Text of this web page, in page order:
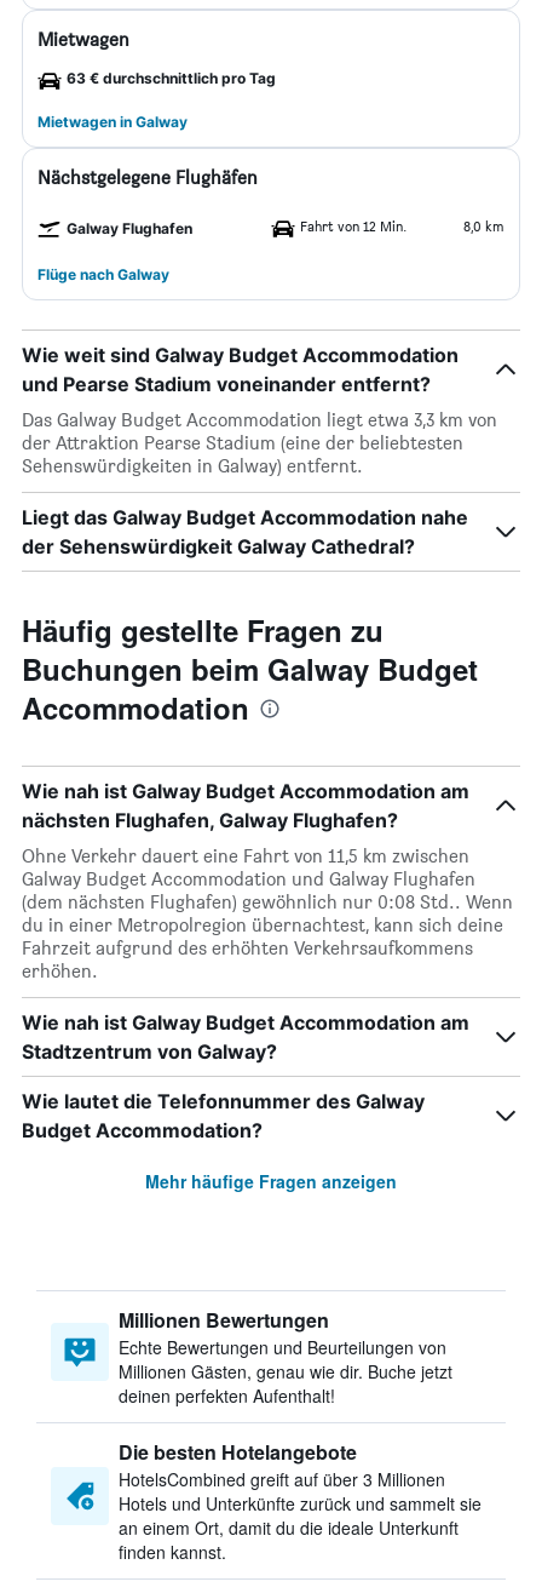
Mietwagen
63 € durchschnittlich pro Tag
Mietwagen in Galway
Nächstgelegene Flughäfen
Galway Flughafen Fahrt von 12 Min. 8,0 km
Flüge nach Galway
Wie weit sind Galway Budget Accommodation
und Pearse Stadium voneinander entfernt?
Das Galway Budget Accommodation liegt etwa 3,3 km von
der Attraktion Pearse Stadium (eine der beliebtesten
Sehenswürdigkeiten in Galway) entfernt.
Liegt das Galway Budget Accommodation nahe
der Sehenswürdigkeit Galway Cathedral?
Häufig gestellte Fragen zu
Buchungen beim Galway Budget
Accommodation
Wie nah ist Galway Budget Accommodation am
nächsten Flughafen, Galway Flughafen?
Ohne Verkehr dauert eine Fahrt von 11,5 km zwischen
Galway Budget Accommodation und Galway Flughafen
(dem nächsten Flughafen) gewöhnlich nur 0:08 Std.. Wenn
du in einer Metropolregion übernachtest, kann sich deine
Fahrzeit aufgrund des erhöhten Verkehrsaufkommens
erhöhen.
Wie nah ist Galway Budget Accommodation am
Stadtzentrum von Galway?
Wie lautet die Telefonnummer des Galway
Budget Accommodation?
Mehr häufige Fragen anzeigen
Millionen Bewertungen
Echte Bewertungen und Beurteilungen von
Millionen Gästen, genau wie dir. Buche jetzt
deinen perfekten Aufenthalt!
Die besten Hotelangebote
HotelsCombined greift auf über 3 Millionen
Hotels und Unterkünfte zurück und sammelt sie
an einem Ort, damit du die ideale Unterkunft
finden kannst.